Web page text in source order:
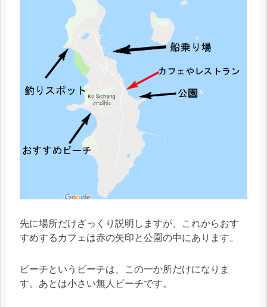
先に場所だけざっくり説明しますが、これからおす
すめするカフェは赤の矢印と公園の中にあります。
ビーチというビーチは、この一か所だけになりま
す。あとは小さい無人ビーチです。